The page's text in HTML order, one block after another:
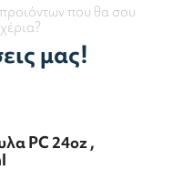
που θα σου
μας!
PC 24oz ,